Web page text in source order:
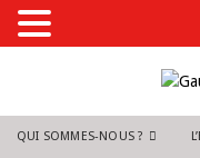
QUI SOMMES-NOUS ?